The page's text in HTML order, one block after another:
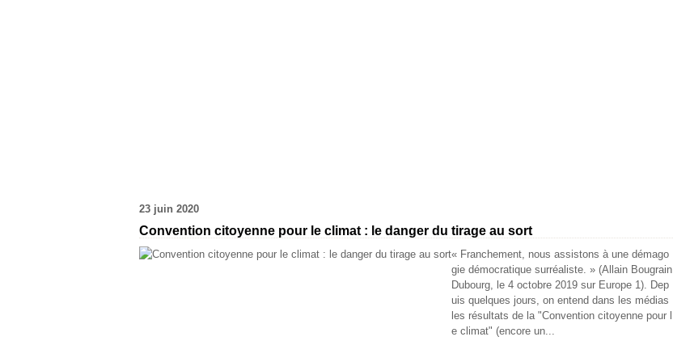
23 juin 2020
Convention citoyenne pour le climat : le danger du tirage au sort
« Franchement, nous assistons à une démago
gie démocratique surréaliste. » (Allain Bougrain
Dubourg, le 4 octobre 2019 sur Europe 1). Dep
uis quelques jours, on entend dans les médias
les résultats de la "Convention citoyenne pour l
e climat" (encore un...